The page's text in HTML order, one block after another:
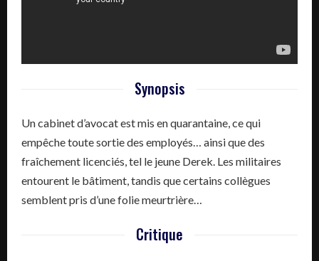
Synopsis
Un cabinet d’avocat est mis en quarantaine, ce qui
empêche toute sortie des employés… ainsi que des
fraîchement licenciés, tel le jeune Derek. Les militaires
entourent le bâtiment, tandis que certains collègues
semblent pris d’une folie meurtrière…
Critique